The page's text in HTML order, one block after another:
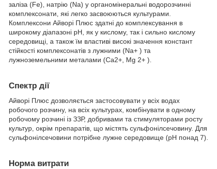
заліза (Fe), натрію (Na) у органомінеральні водорозчинні
комплексонати, які легко засвоюються культурами.
Комплексони Айворі Плюс здатні до комплексування в
широкому діапазоні рН, як у кислому, так і сильно кислому
середовищі, а також їм властиві високі значення констант
стійкості комплексонатів з лужними (Na+ ) та
лужноземельними металами (Ca2+, Mg 2+ ).
Спектр дії
Айворі Плюс дозволяється застосовувати у всіх водах
робочого розчину, на всіх культурах, комбінувати в одному
робочому розчині із ЗЗР, добривами та стимуляторами росту
культур, окрім препаратів, що містять сульфонілсечовину. Для
сульфонілсечовини потрібне лужне середовище (рН понад 7).
Норма витрати